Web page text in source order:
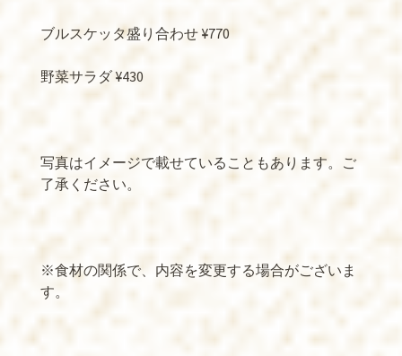
ブルスケッタ盛り合わせ ¥770
野菜サラダ ¥430
写真はイメージで載せていることもあります。ご
了承ください。
※食材の関係で、内容を変更する場合がございま
す。